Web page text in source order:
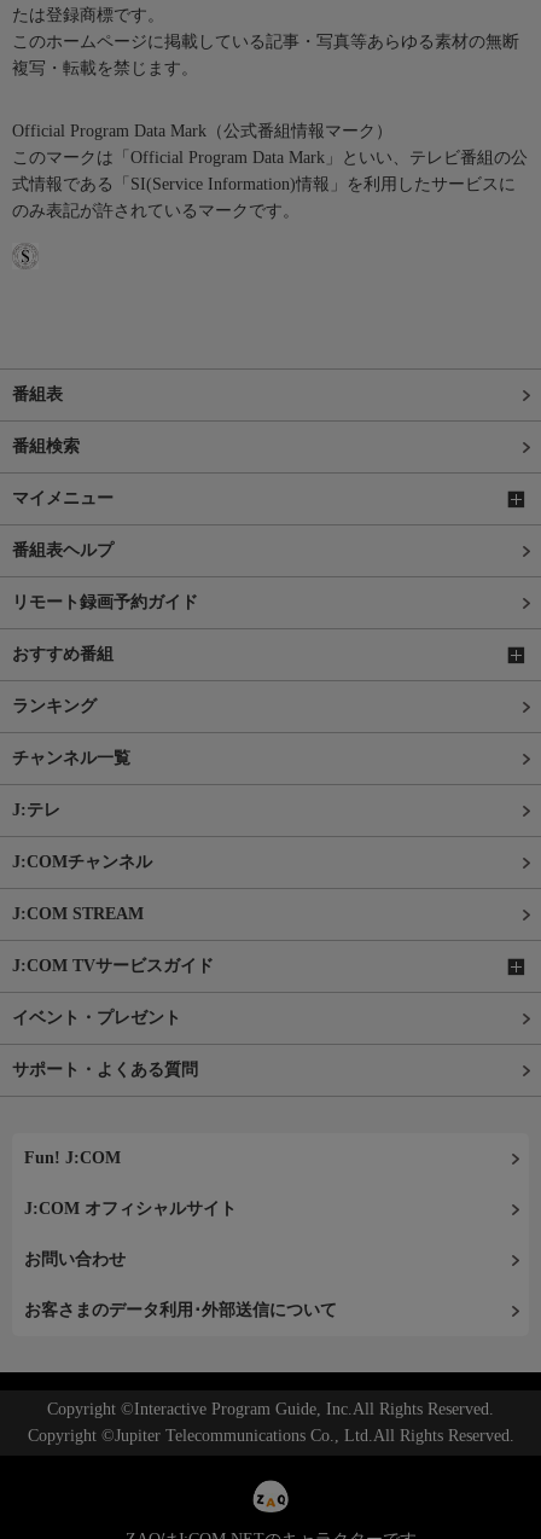
たは登録商標です。
このホームページに掲載している記事・写真等あらゆる素材の無断
複写・転載を禁じます。
Official Program Data Mark（公式番組情報マーク）
このマークは「Official Program Data Mark」といい、テレビ番組の公
式情報である「SI(Service Information)情報」を利用したサービスに
のみ表記が許されているマークです。
番組表
番組検索
マイメニュー
番組表ヘルプ
リモート録画予約ガイド
おすすめ番組
ランキング
チャンネル一覧
J:テレ
J:COMチャンネル
J:COM STREAM
J:COM TVサービスガイド
イベント・プレゼント
サポート・よくある質問
Fun! J:COM
J:COM オフィシャルサイト
お問い合わせ
お客さまのデータ利用･外部送信について
Copyright ©Interactive Program Guide, Inc.All Rights Reserved.
Copyright ©Jupiter Telecommunications Co., Ltd.All Rights Reserved.